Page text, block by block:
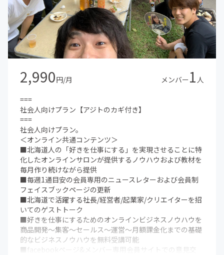
「アジト」の利用権利(カギをお渡しします)
地下鉄大通駅徒歩5-7分、狸小路7丁目徒歩30秒の札幌市最
強の好立地。
滞在時間無制限、ドリンク飲み放題。考えられる限りの新
型コロナウィルス対策。本サロンメンバーのみの完全会員
制コワーキングスペース兼カフェゆえに不特定多数の出入
りおよび三密回避徹底。
ビジネス教材・海外最先端マーケティング教材など大人心
■年3〜4回目安の定例イベント（北海道を代表するゲスト
を招いてトーク+懇親会）
■年1回のビジネスと遊びにガチで取り組む合宿
■札幌および北海道の名店オフ会
■テレビ出演・出版他メディア露出時にイベント参加など
随時巻き込み型の企画あり
2,990円/月 メンバー1 人
===
社会人向けプラン【アジトのカギ付き】
===
社会人向けプラン。
＜オンライン共通コンテンツ＞
■北海道人の「好きを仕事にする」を実現させることに特
化したオンラインサロンが提供するノウハウおよび教材を
毎月作り続けながら提供
■毎週1通目安の会員専用のニュースレターおよび会員制
フェイスブックページの更新
■北海道で活躍する社長/経営者/起業家/クリエイターを招
いてのゲストトーク
■好きを仕事にするためのオンラインビジネスノウハウを
商品開発〜集客〜セールス〜運営〜月額課金化までの基礎
的なビジネスノウハウを無料受講可能
■facebookページ&メンバー専用会員サイトでの意見交